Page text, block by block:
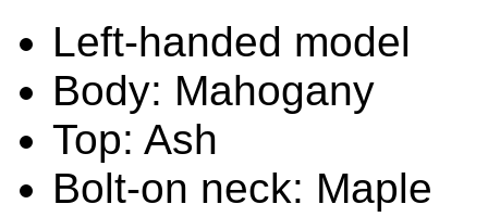
Left-handed model
Body: Mahogany
Top: Ash
Bolt-on neck: Maple